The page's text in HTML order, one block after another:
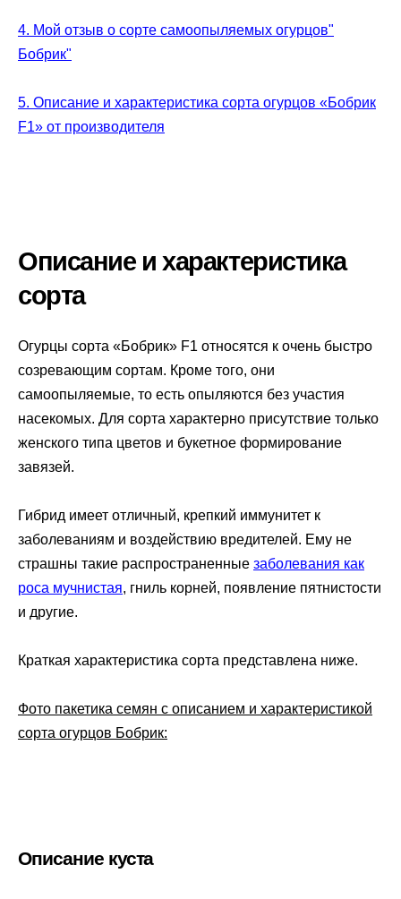
4. Мой отзыв о сорте самоопыляемых огурцов"
Бобрик"
5. Описание и характеристика сорта огурцов «Бобрик
F1» от производителя
Описание и характеристика
сорта
Огурцы сорта «Бобрик» F1 относятся к очень быстро
созревающим сортам. Кроме того, они
самоопыляемые, то есть опыляются без участия
насекомых. Для сорта характерно присутствие только
женского типа цветов и букетное формирование
завязей.
Гибрид имеет отличный, крепкий иммунитет к
заболеваниям и воздействию вредителей. Ему не
страшны такие распространенные заболевания как
роса мучнистая, гниль корней, появление пятнистости
и другие.
Краткая характеристика сорта представлена ниже.
Фото пакетика семян с описанием и характеристикой
сорта огурцов Бобрик:
Описание куста